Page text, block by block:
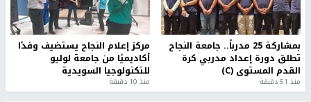
بمشاركة 25 مدرباً.. جامعة النجاح
تطلق دورة إعداد مدربي كرة
القدم المستوى (C)
منذ 51 دقيقة
مركز إعلام النجاح يستضيف وفدًا
أكاديميًا من جامعة لوليو
للتكنولوجيا السويدية
منذ 10 دقيقة